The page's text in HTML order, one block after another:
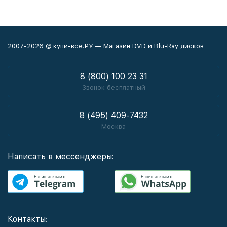
2007-2026 © купи-все.РУ — Магазин DVD и Blu-Ray дисков
8 (800) 100 23 31
Звонок бесплатный
8 (495) 409-7432
Москва
Написать в мессенджеры:
Контакты: